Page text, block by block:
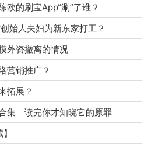
欧的刷宝App“涮”了谁？
始人夫妇为新东家打工？
外资撤离的情况
营销推广？
拓展？
集｜读完你才知晓它的原罪